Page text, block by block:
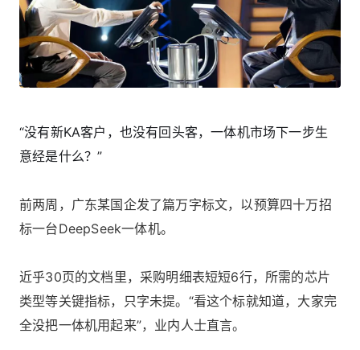
“没有新KA客户，也没有回头客，一体机市场下一步生
意经是什么？”
前两周，广东某国企发了篇万字标文，以预算四十万招
标一台DeepSeek一体机。
近乎30页的文档里，采购明细表短短6行，所需的芯片
类型等关键指标，只字未提。“看这个标就知道，大家完
全没把一体机用起来”，业内人士直言。